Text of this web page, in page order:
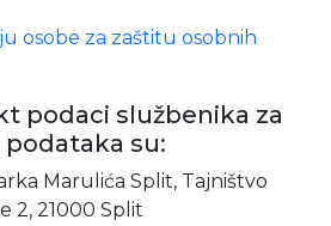
osobe za zaštitu osobnih
podaci službenika za
su:
Marulića Split, Tajništvo
2, 21000 Split